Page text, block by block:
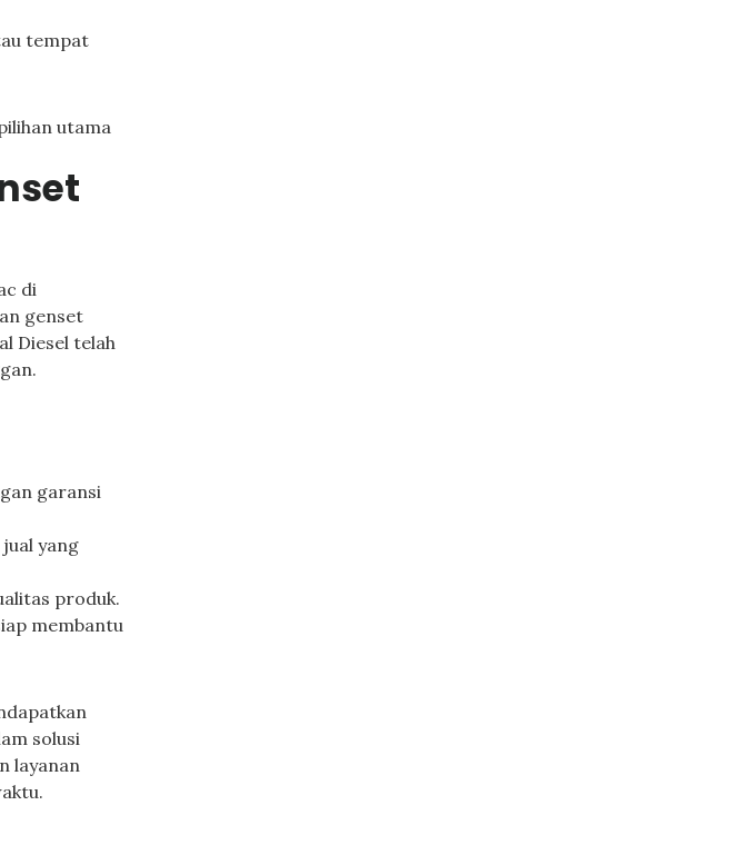
tempat
utama
di
genset
Diesel telah
garansi
yang
produk.
membantu
solusi
layanan